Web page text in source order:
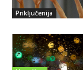
Priključenija